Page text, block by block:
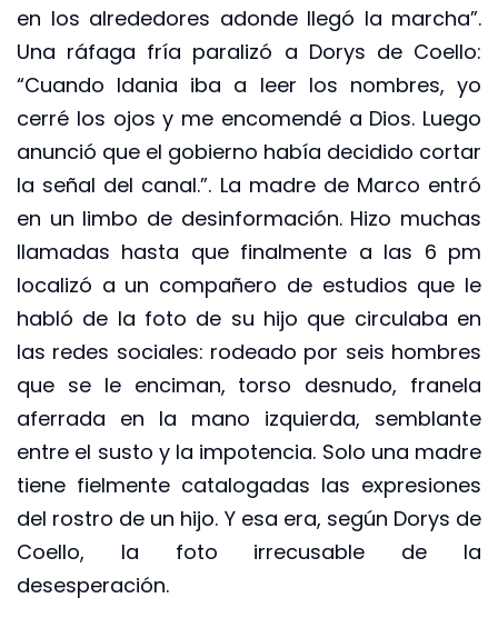
en los alrededores adonde llegó la marcha”.
Una ráfaga fría paralizó a Dorys de Coello:
“Cuando Idania iba a leer los nombres, yo
cerré los ojos y me encomendé a Dios. Luego
anunció que el gobierno había decidido cortar
la señal del canal.”. La madre de Marco entró
en un limbo de desinformación. Hizo muchas
llamadas hasta que finalmente a las 6 pm
localizó a un compañero de estudios que le
habló de la foto de su hijo que circulaba en
las redes sociales: rodeado por seis hombres
que se le enciman, torso desnudo, franela
aferrada en la mano izquierda, semblante
entre el susto y la impotencia. Solo una madre
tiene fielmente catalogadas las expresiones
del rostro de un hijo. Y esa era, según Dorys de
Coello, la foto irrecusable de la
desesperación.